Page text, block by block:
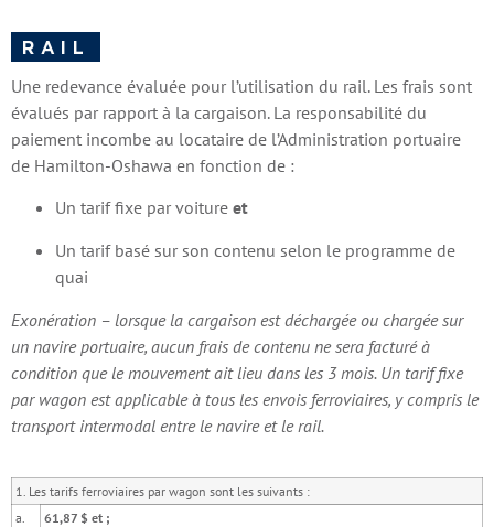
RAIL
Une redevance évaluée pour l’utilisation du rail. Les frais sont
évalués par rapport à la cargaison. La responsabilité du
paiement incombe au locataire de l’Administration portuaire
de Hamilton-Oshawa en fonction de :
Un tarif fixe par voiture et
Un tarif basé sur son contenu selon le programme de
quai
Exonération – lorsque la cargaison est déchargée ou chargée sur
un navire portuaire, aucun frais de contenu ne sera facturé à
condition que le mouvement ait lieu dans les 3 mois. Un tarif fixe
par wagon est applicable à tous les envois ferroviaires, y compris le
transport intermodal entre le navire et le rail.
1. Les tarifs ferroviaires par wagon sont les suivants :
a.
61,87 $ et ;